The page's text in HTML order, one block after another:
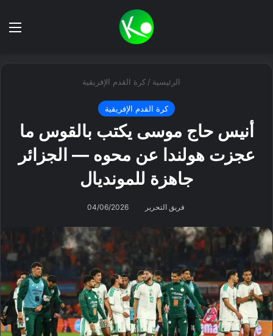
الرئيسية / كرة القدم الإفريقية
كرة القدم الإفريقية
أنيس حاج موسى يكتب بالقوس ما
عجزت هولندا عن محوه — الجزائر
جاهزة للمونديال
فريق التحرير 04/06/2026